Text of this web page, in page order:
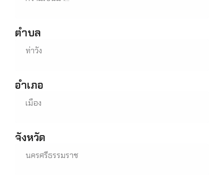
ตำบล
ท่าวัง
อำเภอ
เมือง
จังหวัด
นครศรีธรรมราช